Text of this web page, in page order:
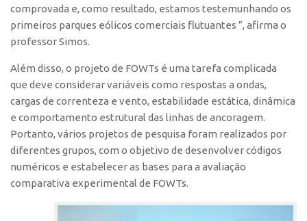
Patentes
Marcas
Softwares
Desenho Industrial
Buscar Anterioridade
Como solicitar
Portal do Inventor
VPI – Vocação para Inovação
comprovada e, como resultado, estamos testemunhando os
primeiros parques eólicos comerciais flutuantes ”, afirma o
professor Simos.
Além disso, o projeto de FOWTs é uma tarefa complicada
que deve considerar variáveis como respostas a ondas,
cargas de correnteza e vento, estabilidade estática, dinâmica
e comportamento estrutural das linhas de ancoragem.
Portanto, vários projetos de pesquisa foram realizados por
diferentes grupos, com o objetivo de desenvolver códigos
numéricos e estabelecer as bases para a avaliação
comparativa experimental de FOWTs.